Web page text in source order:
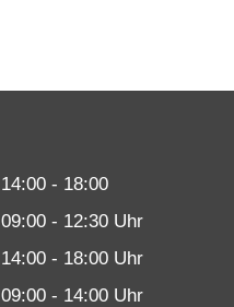
14:00 - 18:00
09:00 - 12:30 Uhr
14:00 - 18:00 Uhr
09:00 - 14:00 Uhr